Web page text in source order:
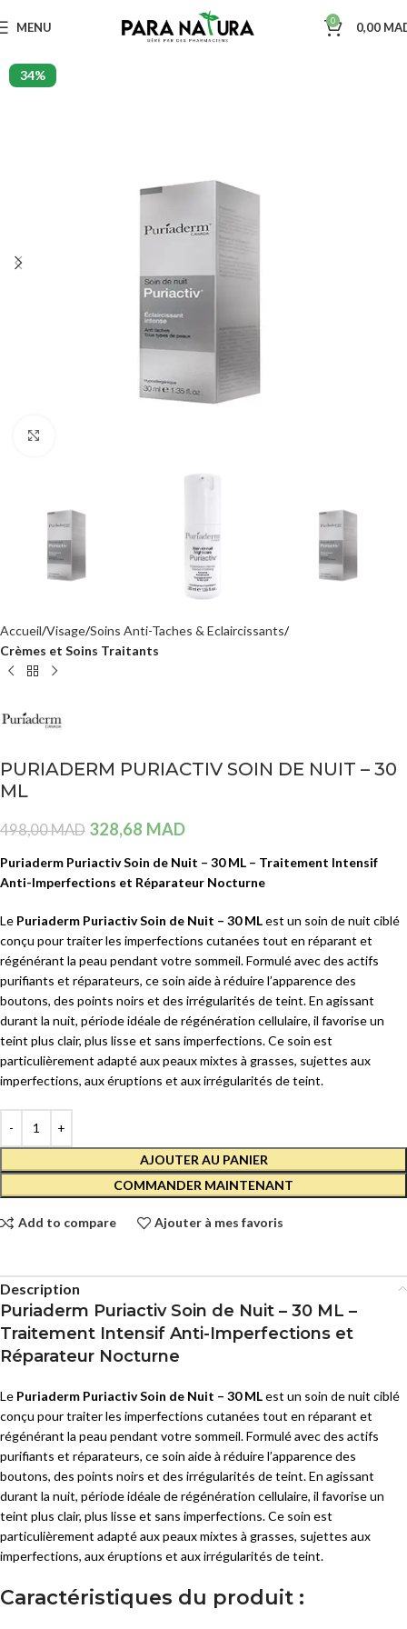
MENU 0 0,00
34%
Accueil Visage Soins Anti-Taches & Eclaircissants
Crèmes et Soins Traitants
PURIADERM PURIACTIV SOIN DE NUIT – 30
ML
498,00MAD 328,68 MAD
Puriaderm Puriactiv Soin de Nuit – 30 ML – Traitement Intensif
Anti-Imperfections et Réparateur Nocturne
Le Puriaderm Puriactiv Soin de Nuit – 30 MLest un soin de nuit ciblé
conçu pour traiter les imperfections cutanées tout en réparant et
régénérant la peau pendant votre sommeil. Formulé avec des actifs
purifiants et réparateurs, ce soin aide à réduire l’apparence des
boutons, des points noirs et des irrégularités de teint. En agissant
durant la nuit, période idéale de régénération cellulaire, il favorise un
teint plus clair, plus lisse et sans imperfections. Ce soin est
particulièrement adapté aux peaux mixtes à grasses, sujettes aux
imperfections, aux éruptions et aux irrégularités de teint.
AJOUTER AU PANIER
COMMANDER MAINTENANT
Add to compare Ajouter à mes favoris
Description
Puriaderm Puriactiv Soin de Nuit – 30 ML –
Traitement Intensif Anti-Imperfections et
Réparateur Nocturne
Le Puriaderm Puriactiv Soin de Nuit – 30 MLest un soin de nuit ciblé
conçu pour traiter les imperfections cutanées tout en réparant et
régénérant la peau pendant votre sommeil. Formulé avec des actifs
purifiants et réparateurs, ce soin aide à réduire l’apparence des
boutons, des points noirs et des irrégularités de teint. En agissant
durant la nuit, période idéale de régénération cellulaire, il favorise un
teint plus clair, plus lisse et sans imperfections. Ce soin est
particulièrement adapté aux peaux mixtes à grasses, sujettes aux
imperfections, aux éruptions et aux irrégularités de teint.
Caractéristiques du produit :